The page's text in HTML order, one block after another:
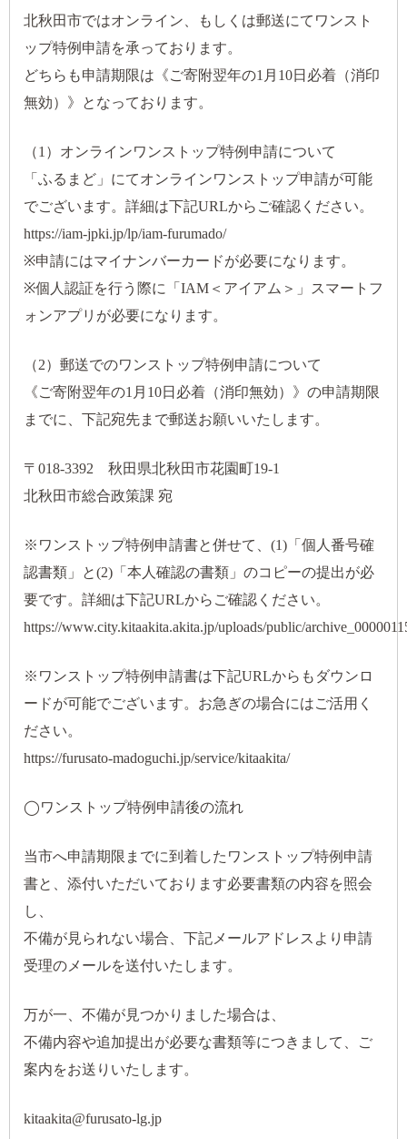
北秋田市ではオンライン、もしくは郵送にてワンスト
ップ特例申請を承っております。
どちらも申請期限は《ご寄附翌年の1月10日必着（消印
無効）》となっております。
（1）オンラインワンストップ特例申請について
「ふるまど」にてオンラインワンストップ申請が可能
でございます。詳細は下記URLからご確認ください。
https://iam-jpki.jp/lp/iam-furumado/
※申請にはマイナンバーカードが必要になります。
※個人認証を行う際に「IAM＜アイアム＞」スマートフ
ォンアプリが必要になります。
（2）郵送でのワンストップ特例申請について
《ご寄附翌年の1月10日必着（消印無効）》の申請期限
までに、下記宛先まで郵送お願いいたします。
〒018-3392 秋田県北秋田市花園町19-1
北秋田市総合政策課 宛
※ワンストップ特例申請書と併せて、(1)「個人番号確
認書類」と(2)「本人確認の書類」のコピーの提出が必
要です。詳細は下記URLからご確認ください。
https://www.city.kitaakita.akita.jp/uploads/public/
※ワンストップ特例申請書は下記URLからもダウンロ
ードが可能でございます。お急ぎの場合にはご活用く
ださい。
https://furusato-madoguchi.jp/service/kitaakita/
◯ワンストップ特例申請後の流れ
当市へ申請期限までに到着したワンストップ特例申請
書と、添付いただいております必要書類の内容を照会
し、
不備が見られない場合、下記メールアドレスより申請
受理のメールを送付いたします。
万が一、不備が見つかりました場合は、
不備内容や追加提出が必要な書類等につきまして、ご
案内をお送りいたします。
kitaakita@furusato-lg.jp